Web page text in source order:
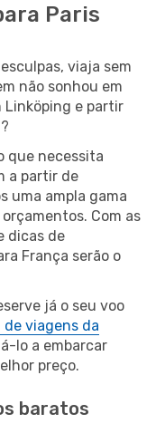
Paris
viaja sem
não sonhou em
Linköping e partir
que necessita
a partir de
uma ampla gama
Com as
dicas de
França serão o
já o seu voo
de viagens da
lo a embarcar
preço.
baratos